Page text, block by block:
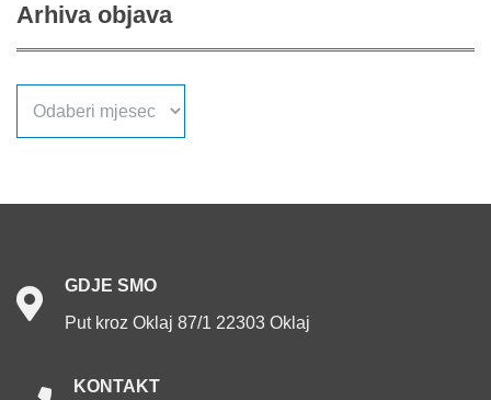
Arhiva objava
GDJE SMO
Put kroz Oklaj 87/1 22303 Oklaj
KONTAKT